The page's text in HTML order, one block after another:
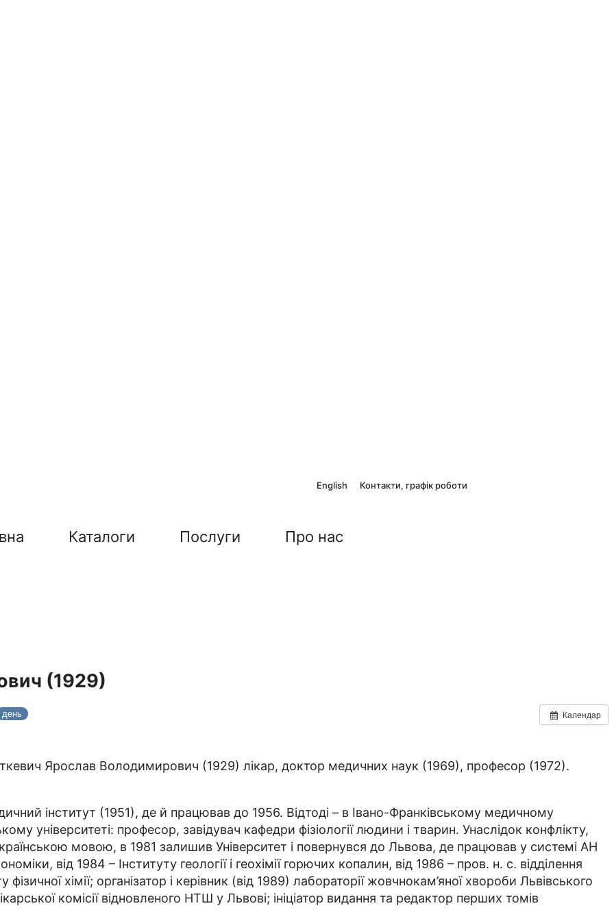
English Контакти, графік роботи
Каталоги Послуги Про нас
(1929)
Календар
день
Ярослав Володимирович (1929) лікар, доктор медичних наук (1969), професор (1972).
інститут (1951), де й працював до 1956. Відтоді – в Івано-Франківському медичному
університеті: професор, завідувач кафедри фізіології людини і тварин. Унаслідок конфлікту,
мовою, в 1981 залишив Університет і повернувся до Львова, де працював у системі АН
від 1984 – Інституту геології і геохімії горючих копалин, від 1986 – пров. н. с. відділення
фізичної хімії; організатор і керівник (від 1989) лабораторії жовчнокам’яної хвороби Львівського
комісії відновленого НТШ у Львові; ініціатор видання та редактор перших томів